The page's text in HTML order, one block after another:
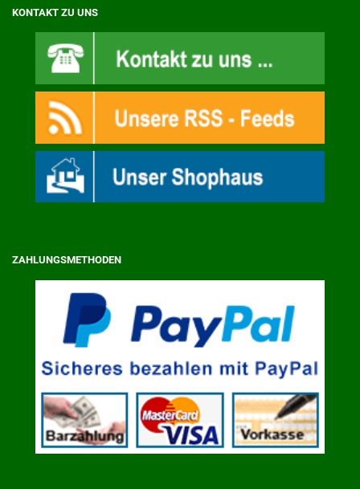
KONTAKT ZU UNS
ZAHLUNGSMETHODEN